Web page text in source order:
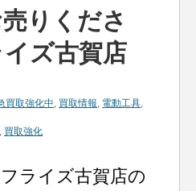
りくださ
ズ古賀店
買取強化中, 買取情報, 電動工具,
, 買取強化
ライズ古賀店の